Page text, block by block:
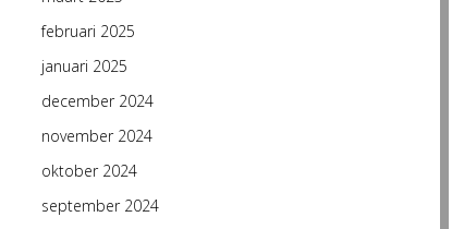
februari 2025
januari 2025
december 2024
november 2024
oktober 2024
september 2024